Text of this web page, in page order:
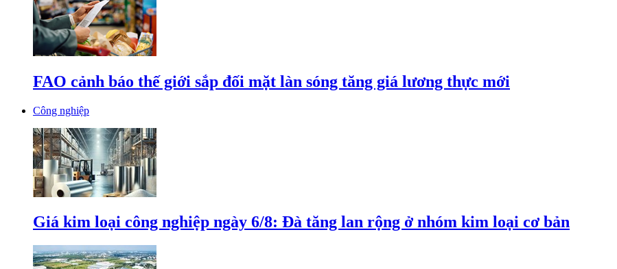
FAO cảnh báo thế giới sắp đối mặt làn sóng tăng giá lương thực mới
Công nghiệp
Giá kim loại công nghiệp ngày 6/8: Đà tăng lan rộng ở nhóm kim loại cơ bản